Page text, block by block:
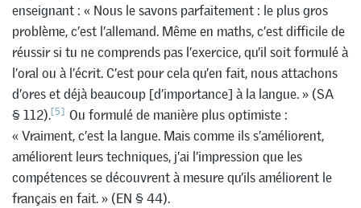
enseignant : « Nous le savons parfaitement : le plus gros
problème, c’est l’allemand. Même en maths, c’est difficile de
réussir si tu ne comprends pas l’exercice, qu’il soit formulé à
l’oral ou à l’écrit. C’est pour cela qu’en fait, nous attachons
d’ores et déjà beaucoup [d’importance] à la langue. » (SA
§ 112).[5] Ou formulé de manière plus optimiste :
« Vraiment, c’est la langue. Mais comme ils s’améliorent,
améliorent leurs techniques, j’ai l’impression que les
compétences se découvrent à mesure qu’ils améliorent le
français en fait. » (EN § 44).